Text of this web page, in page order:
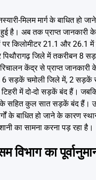
मिलम मार्ग के बाधित हो
हुई है। अब तक प्राप्त जानकारी
पर किलोमीटर 21.1 और 26.1
पिथौरागढ़ जिले में तकरीबन 8
केंद्र से प्राप्त
6 सड़कें चमोली जिले में, 2 सड़कें
में दो-दो सड़कें बंद हैं।
सहित कुल सात सड़कें बंद हैं।
के बाधित हो जाने के कारण
का सामना करना पड़ रहा है।
विभाग का